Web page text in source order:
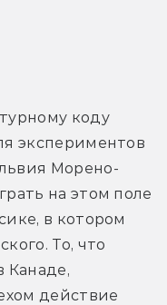
коду
экспериментов
Морено-
на этом поле
в котором
То, что
Канаде,
действие